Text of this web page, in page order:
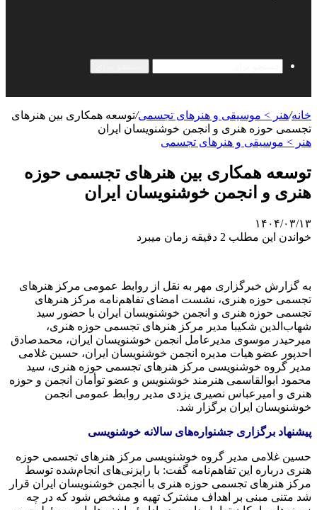
خانه/هنر > موسیقی و هنرهای تجسمی/توسعه همکاری بین هنرهای
تجسمی حوزه هنری و انجمن خوشنویسان ایران
هنر > موسیقی و هنرهای تجسمی
توسعه همکاری بین هنرهای تجسمی حوزه
هنری و انجمن خوشنویسان ایران
۱۴۰۴/۰۳/۱۳
خواندن این مطلب 2 دقیقه زمان میبرد
به گزارش خبرگزاری مهر به نقل از روابط عمومی مرکز هنرهای
تجسمی حوزه هنری، نشست امضای تفاهم‌نامه مرکز هنرهای
تجسمی حوزه هنری و انجمن خوشنویسان ایران با حضور سید
شهاب‌الدین شکیبا مدیر مرکز هنرهای تجسمی حوزه هنری،
میرحیدر موسوی مدیرعامل انجمن خوشنویسان ایران، محمدصادق
احدپور عضو هیات مدیره انجمن خوشنویسان ایران، حسین غلامی
مدیر گروه خوشنویسی مرکز هنرهای تجسمی حوزه هنری، سید
محمود ابوالقاسمی هنرمند خوشنویس و عضو توأمان انجمن و حوزه
هنری و امیرعباس نصیری یزدی مدیر روابط عمومی انجمن
خوشنویسان ایران برگزار شد.
پیشنهاد برگزاری جشنواره‌های سالانه خوشنویسی
حسین غلامی مدیر گروه خوشنویسی مرکز هنرهای تجسمی حوزه
هنری درباره این تفاهم‌نامه گفت: با رایزنی‌های انجام‌شده توسط
مرکز هنرهای تجسمی حوزه هنری با انجمن خوشنویسان ایران قرار
شد متنی مبنی بر اهداف مشترک تهیه و مشخص شود که در چه